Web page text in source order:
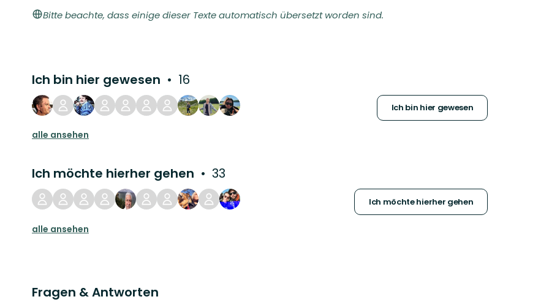
Bitte beachte, dass einige dieser Texte automatisch übersetzt worden sind.
Ich bin hier gewesen 16
Ich bin hier gewesen
alle ansehen
Ich möchte hierher gehen 33
Ich möchte hierher gehen
alle ansehen
Fragen & Antworten